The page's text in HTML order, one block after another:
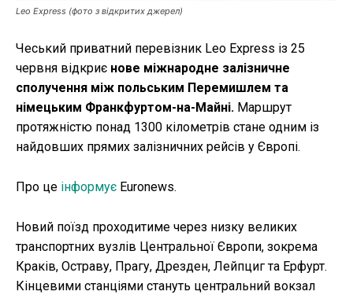
Ми в соц. мережах
Leo Express (фото з відкритих джерел)
Чеський приватний перевізник Leo Express із 25
червня відкриє нове міжнародне залізничне
сполучення між польським Перемишлем та
німецьким Франкфуртом-на-Майні. Маршрут
протяжністю понад 1300 кілометрів стане одним із
найдовших прямих залізничних рейсів у Європі.
Про це інформує Euronews.
Новий поїзд проходитиме через низку великих
транспортних вузлів Центральної Європи, зокрема
Краків, Остраву, Прагу, Дрезден, Лейпциг та Ерфурт.
Кінцевими станціями стануть центральний вокзал